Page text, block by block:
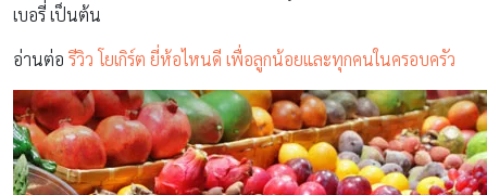
เบอรี่ เป็นต้น
อ่านต่อ รีวิว โยเกิร์ต ยี่ห้อไหนดี เพื่อลูกน้อยและทุกคนในครอบครัว